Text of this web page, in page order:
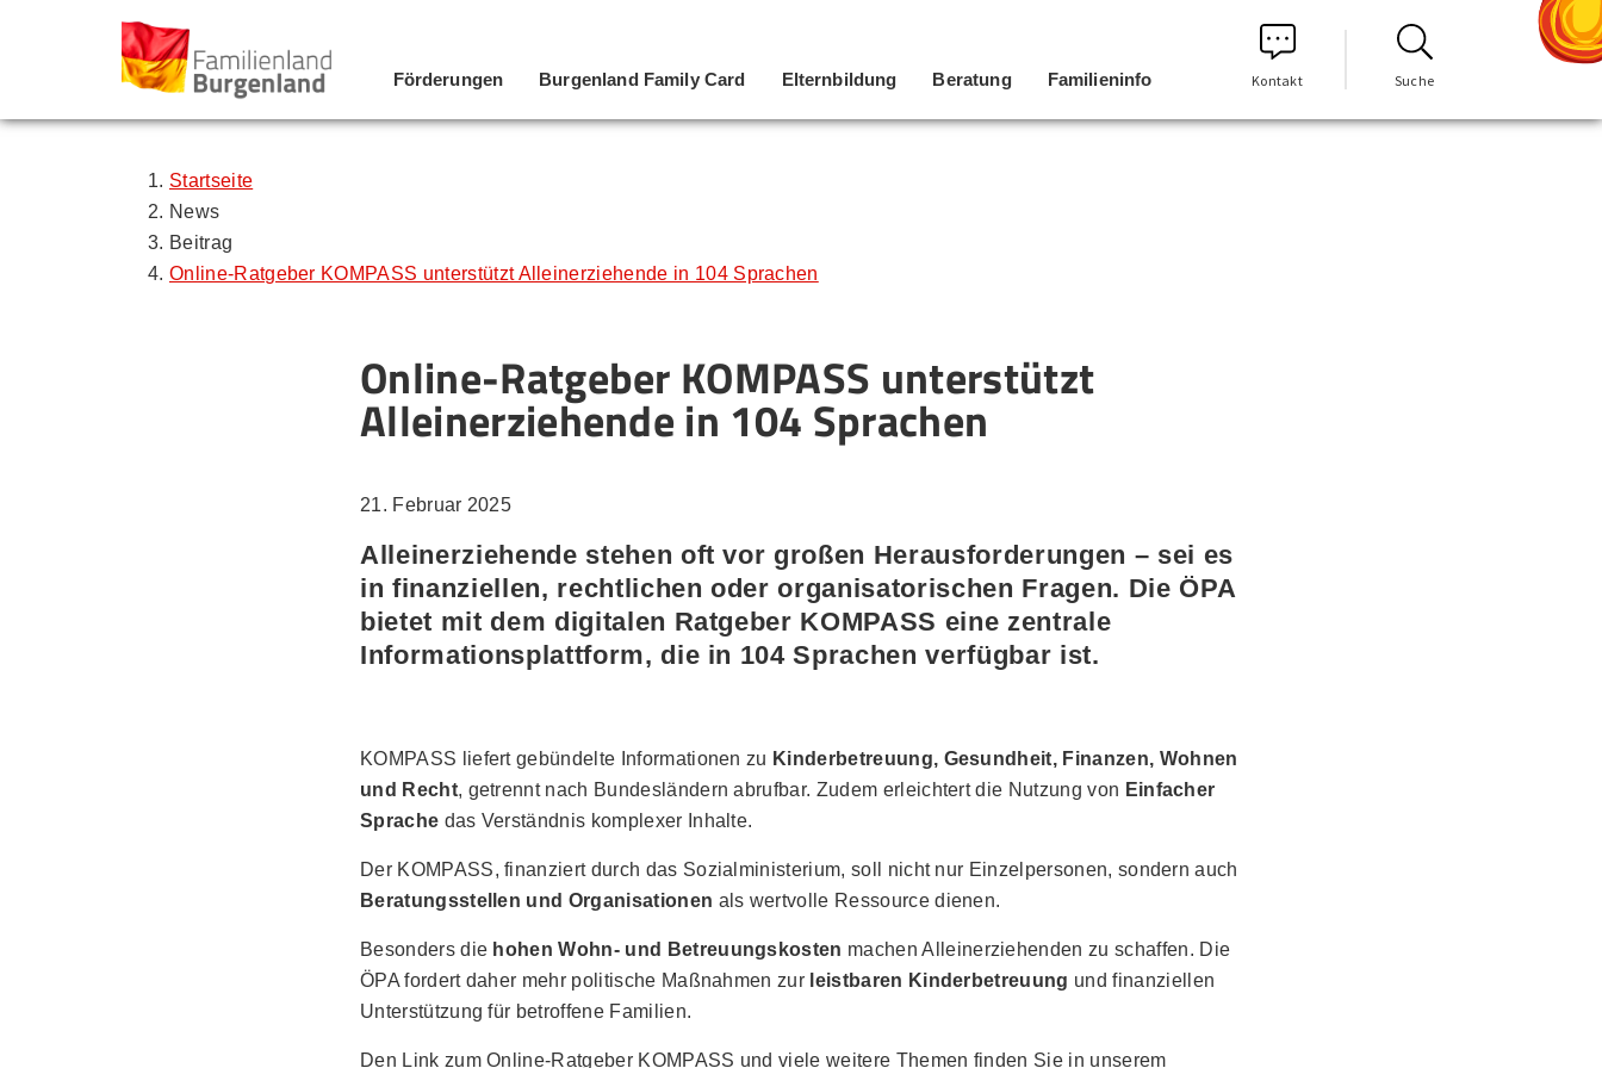
Zum Inhalt
Zum Menü
Förderungen Burgenland Family Card Elternbildung Beratung Familieninfo Kontakt Suche
Startseite
News
Beitrag
Online-Ratgeber KOMPASS unterstützt Alleinerziehende in 104 Sprachen
Online-Ratgeber KOMPASS unterstützt
Alleinerziehende in 104 Sprachen
21. Februar 2025
Alleinerziehende stehen oft vor großen Herausforderungen – sei es
in finanziellen, rechtlichen oder organisatorischen Fragen. Die ÖPA
bietet mit dem digitalen Ratgeber KOMPASS eine zentrale
Informationsplattform, die in 104 Sprachen verfügbar ist.
KOMPASS liefert gebündelte Informationen zu Kinderbetreuung, Gesundheit, Finanzen, Wohnen
und Recht, getrennt nach Bundesländern abrufbar. Zudem erleichtert die Nutzung von Einfacher
Sprache das Verständnis komplexer Inhalte.
Der KOMPASS, finanziert durch das Sozialministerium, soll nicht nur Einzelpersonen, sondern auch
Beratungsstellen und Organisationen als wertvolle Ressource dienen.
Besonders die hohen Wohn- und Betreuungskosten machen Alleinerziehenden zu schaffen. Die
ÖPA fordert daher mehr politische Maßnahmen zur leistbaren Kinderbetreuung und finanziellen
Unterstützung für betroffene Familien.
Den Link zum Online-Ratgeber KOMPASS und viele weitere Themen finden Sie in unserem